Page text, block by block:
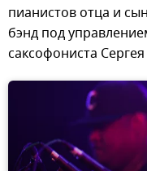
пианистов отца и
бэнд под
саксофониста